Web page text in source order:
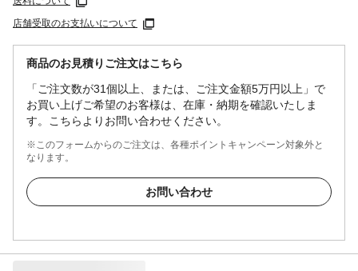
店舗受取のお支払いについて
商品のお見積りご注文はこちら
「ご注文数が31個以上、または、ご注文金額5万円以上」で
お買い上げご希望のお客様は、在庫・納期を確認いたしま
す。こちらよりお問い合わせください。
※このフォームからのご注文は、各種ポイントキャンペーン対象外と
なります。
お問い合わせ